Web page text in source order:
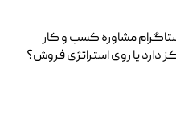
مشاوره کسب و کار
دارد یا روی استراتژی فروش؟